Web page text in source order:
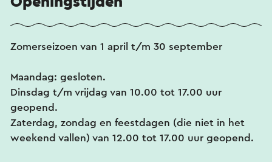
Zomerseizoen van 1 april t/m 30 september
Maandag: gesloten.
Dinsdag t/m vrijdag van 10.00 tot 17.00 uur
geopend.
Zaterdag, zondag en feestdagen (die niet in het
weekend vallen) van 12.00 tot 17.00 uur geopend.